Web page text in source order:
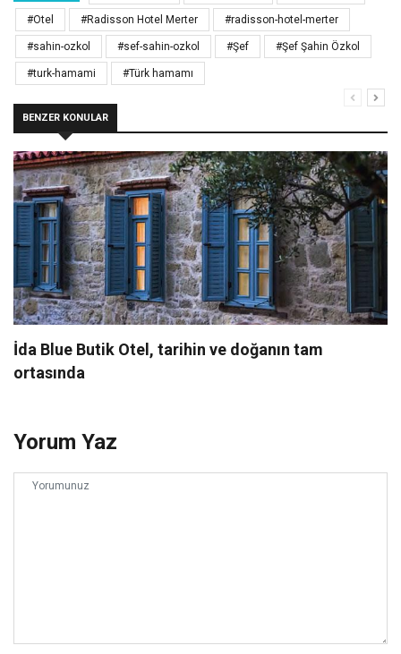
#Otel #Radisson Hotel Merter #radisson-hotel-merter
#sahin-ozkol #sef-sahin-ozkol #Şef #Şef Şahin Özkol
#turk-hamami #Türk hamamı
BENZER KONULAR
İda Blue Butik Otel, tarihin ve doğanın tam
ortasında
Yorum Yaz